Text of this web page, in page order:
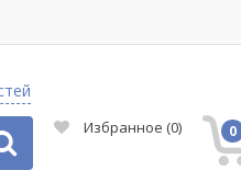
Избранное (0) 0